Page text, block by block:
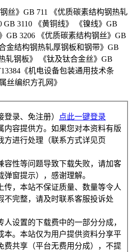
丝》GB 711 《优质碳素结构钢热轧
GB 3110 《黄铜线》 《镍线》GB
GB 3206 《优质碳素结构钢丝》GB
金结构钢热轧厚钢板和钢带》GB
轧钢板》 《钛及钛合金丝》GB
《机电设备包装通用技术条
丝编织方孔网》
录、免注册）
点此一键登录
容提供方。如果您对本资料有版
方进行处理（联系方式详见页
性等问题导致下载失败，请加客
窗提示），感谢理解。
，本站不保证质量、数量等令人
不完整，请及时联系客服投诉处
设置的下载费中的一部分分成，
本。本站仅为用户提供资料分享平
费共享（平台无费用分成），不提